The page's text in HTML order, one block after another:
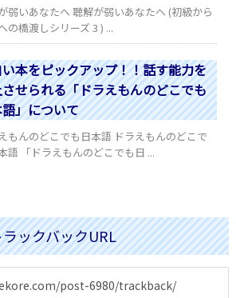
弱いあなたへ 聴解が弱いあなたへ (初級から
の橋渡しシリーズ 3 ) ...
本をピックアップ！！話す能力を
せられる「ドラえもんのどこでも
」について
もんのどこでも日本語 ドラえもんのどこで
語 「ドラえもんのどこでも日 ...
ックバックURL